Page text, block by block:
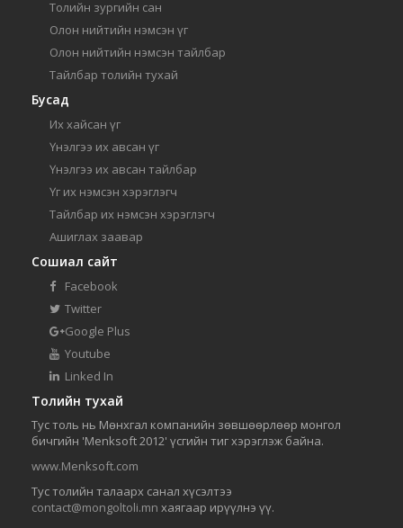
Толийн зургийн сан
Олон нийтийн нэмсэн үг
Олон нийтийн нэмсэн тайлбар
Тайлбар толийн тухай
Бусад
Их хайсан үг
Үнэлгээ их авсан үг
Үнэлгээ их авсан тайлбар
Үг их нэмсэн хэрэглэгч
Тайлбар их нэмсэн хэрэглэгч
Ашиглах заавар
Сошиал сайт
Facebook
Twitter
Google Plus
Youtube
Linked In
Толийн тухай
Тус толь нь Мөнхгал компанийн зөвшөөрлөөр монгол
бичгийн 'Menksoft 2012' үсгийн тиг хэрэглэж байна.
www.Menksoft.com
Тус толийн талаарх санал хүсэлтээ
contact@mongoltoli.mn хаягаар ирүүлнэ үү.